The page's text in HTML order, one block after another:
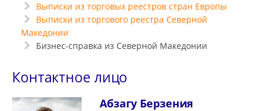
Выписки из торговых реестров стран Европы
Выписки из торгового реестра Северной
Македонии
Бизнес-справка из Северной Македонии
Контактное лицо
Абзагу Берзения